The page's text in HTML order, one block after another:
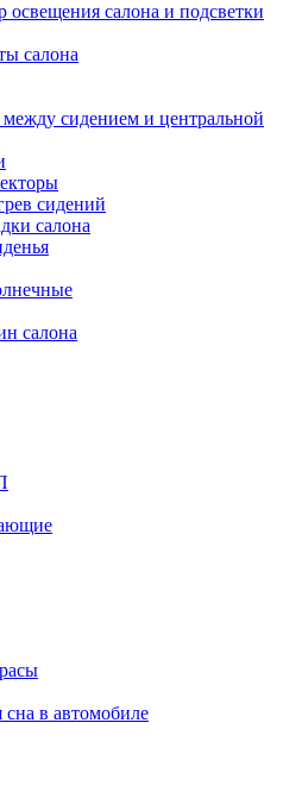
салона и подсветки
салона
сидением и центральной
сидений
салона
салона
в автомобиле